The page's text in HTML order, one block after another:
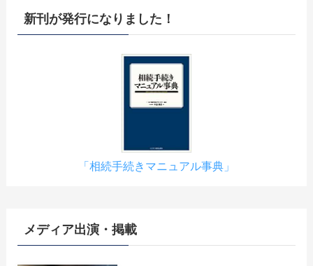
新刊が発行になりました！
「相続手続きマニュアル事典」
メディア出演・掲載